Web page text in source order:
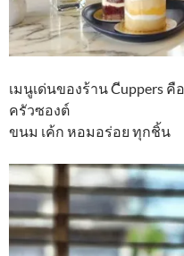
เมนูเด่นของร้าน Cีuppers
ครัวซองต์
ขนม เค้ก หอมอร่อย ทุกชิ้น